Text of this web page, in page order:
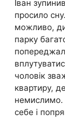
Іван
просило
можливо,
парку
чоловік
квартиру,
немислимо.
себе і